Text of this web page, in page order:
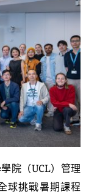
院（UCL）管理
球挑戰暑期課程